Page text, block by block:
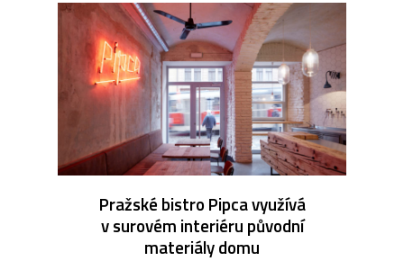
Pražské bistro Pipca využívá
v surovém interiéru původní
materiály domu